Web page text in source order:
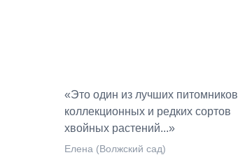
«Это один из лучших питомников
коллекционных и редких сортов
хвойных растений...»
Елена (Волжский сад)